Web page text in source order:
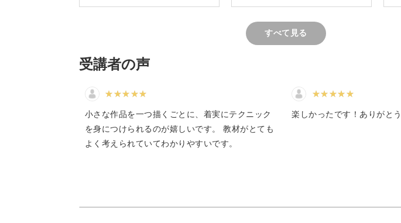
初心者さんでもかわいく描ける
使い方次第で、手描きのようなあたたかみのある質感も表現できる
換算してサイズ変更し、無事壁
写真を参考にして描くと何だか
い、デフォルメってなかなかセ
ンスいるなぁと、思いました🖍️
すべて見る
受講者の声
小さな作品を一つ描くごとに、着実にテクニック
を身につけられるのが嬉しいです。 教材がとても
よく考えられていてわかりやすいです。
楽しかったです！ありがと